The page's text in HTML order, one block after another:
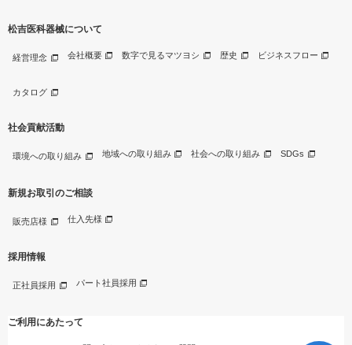
松吉医科器械について
経営理念 会社概要 数字で見るマツヨシ 歴史 ビジネスフロー
カタログ
社会貢献活動
環境への取り組み 地域への取り組み 社会への取り組み SDGs
新規お取引のご相談
販売店様 仕入先様
採用情報
正社員採用 パート社員採用
ご利用にあたって